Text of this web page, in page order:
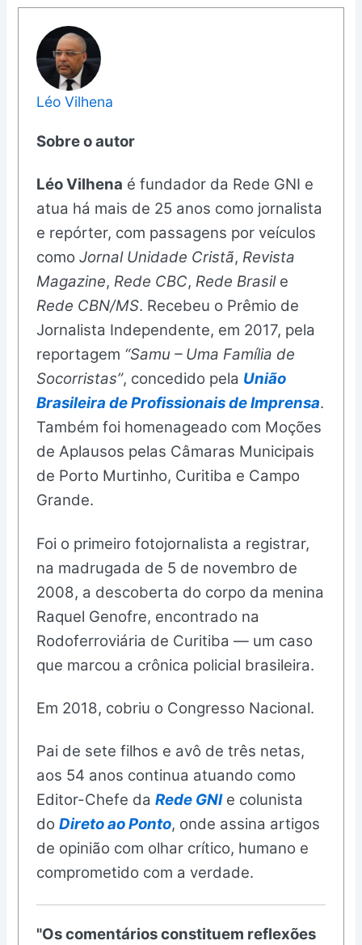
Léo Vilhena
Sobre o autor
Léo Vilhena é fundador da Rede GNI e
atua há mais de 25 anos como jornalista
e repórter, com passagens por veículos
comoJornal Unidade Cristã,Revista
Magazine,Rede CBC,Rede Brasile
Rede CBN/MS. Recebeu o Prêmio de
Jornalista Independente, em 2017, pela
reportagem “Samu – Uma Família de
Socorristas”, concedido pela União
Brasileira de Profissionais de Imprensa.
Também foi homenageado com Moções
de Aplausos pelas Câmaras Municipais
de Porto Murtinho, Curitiba e Campo
Grande.
Foi o primeiro fotojornalista a registrar,
na madrugada de 5 de novembro de
2008, a descoberta do corpo da menina
Raquel Genofre, encontrado na
Rodoferroviária de Curitiba — um caso
que marcou a crônica policial brasileira.
Em 2018, cobriu o Congresso Nacional.
Pai de sete filhos e avô de três netas,
aos 54 anos continua atuando como
Editor-Chefe daRede GNIe colunista
doDireto ao Ponto, onde assina artigos
de opinião com olhar crítico, humano e
comprometido com a verdade.
"Os comentários constituem reflexões